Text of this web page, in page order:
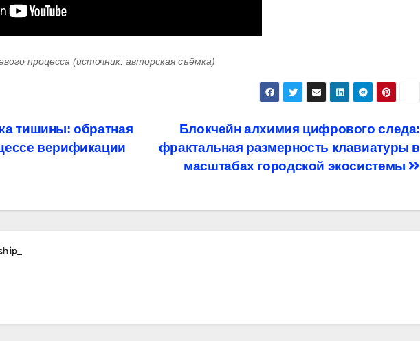
процесса (источник: авторская съёмка)
Блокчейн алхимия цифрового следа:
фрактальная размерность клавиатуры в
масштабах городской экосистемы
тишины: обратная
верификации